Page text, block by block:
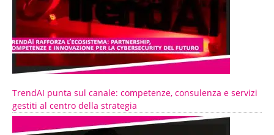
TrendAI punta sul canale: competenze, consulenza e servizi
gestiti al centro della strategia